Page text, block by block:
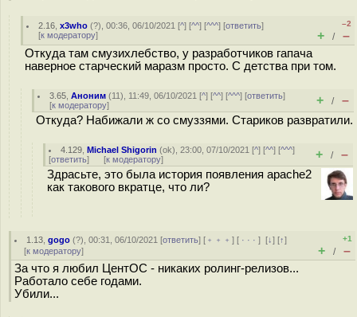
2.16 ,x3who (?), 00:36, 06/10/2021 [^] [^^] [^^^] [ответить]
[к модератору]
–2
+ / –
Откуда там смузихлебство, у разработчиков гапача
наверное старческий маразм просто. С детства при том.
3.65 ,Аноним (11), 11:49, 06/10/2021 [^] [^^] [^^^] [ответить]
[к модератору] + / –
Откуда? Набижали ж со смуззями. Стариков развратили.
4.129 ,Michael Shigorin (ok), 23:00, 07/10/2021 [^] [^^] [^^^]
[ответить] [к модератору] + / –
Здрасьте, это была история появления apache2
как такового вкратце, что ли?
1.13 ,gogo (?), 00:31, 06/10/2021 [ответить] [ ﹢﹢﹢] [ · · ·][↓] [↑]
[к модератору]
+1
+ / –
За что я любил ЦентОС - никаких ролинг-релизов...
Работало себе годами.
Убили...